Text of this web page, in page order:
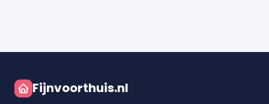
Fijnvoorthuis.nl